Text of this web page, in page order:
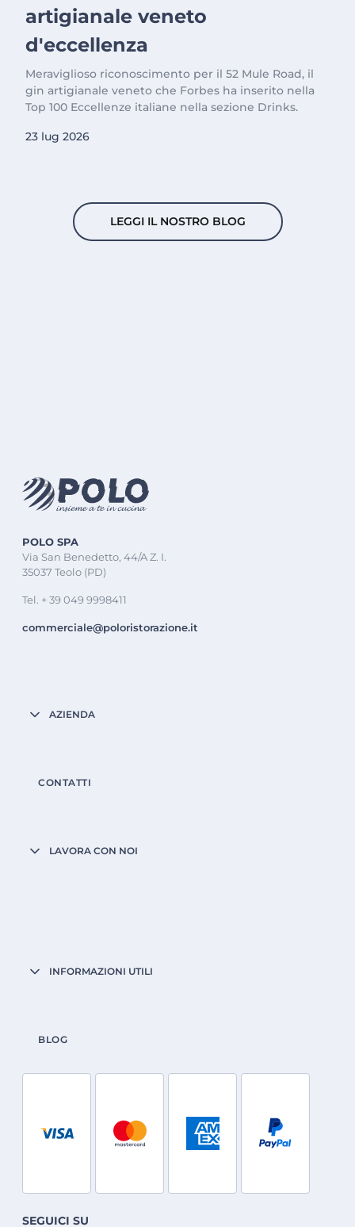
artigianale veneto
d'eccellenza
Meraviglioso riconoscimento per il 52 Mule Road, il
gin artigianale veneto che Forbes ha inserito nella
Top 100 Eccellenze italiane nella sezione Drinks.
23 lug 2026
LEGGI IL NOSTRO BLOG
POLO SPA
Via San Benedetto, 44/A Z. I.
35037 Teolo (PD)
Tel. + 39 049 9998411
commerciale@poloristorazione.it
AZIENDA
CONTATTI
LAVORA CON NOI
INFORMAZIONI UTILI
BLOG
SEGUICI SU